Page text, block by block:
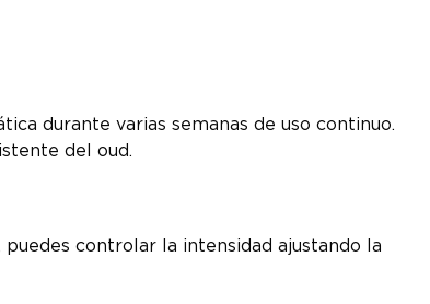
durante varias semanas de uso continuo.
del oud.
controlar la intensidad ajustando la